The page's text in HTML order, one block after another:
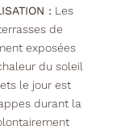
: Les
de
exposées
du soleil
le jour est
durant la